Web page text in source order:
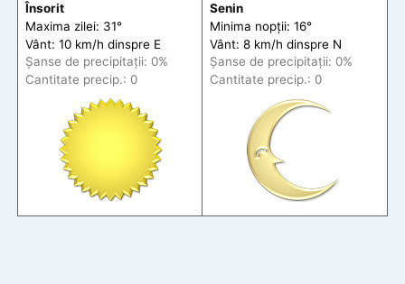
Însorit
Maxima zilei: 31°
Vânt: 10 km/h dinspre E
Șanse de precipitații: 0%
Cantitate precip.: 0
Senin
Minima nopții: 16°
Vânt: 8 km/h dinspre N
Șanse de precipitații: 0%
Cantitate precip.: 0